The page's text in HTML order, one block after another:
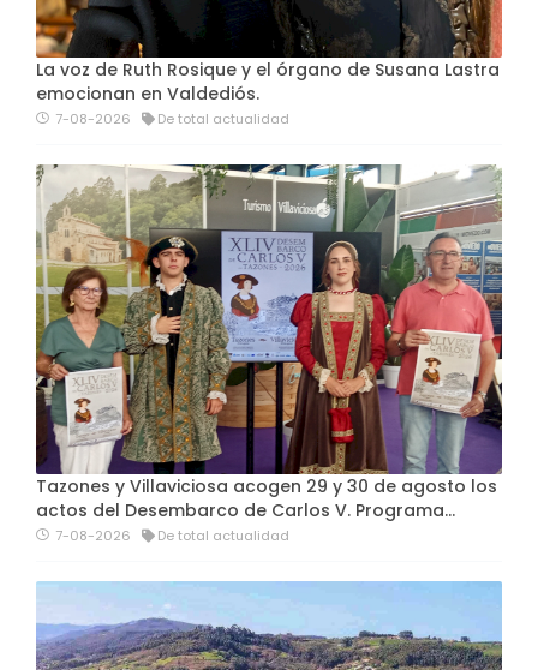
La voz de Ruth Rosique y el órgano de Susana Lastra
emocionan en Valdediós.
7-08-2026 De total actualidad
Tazones y Villaviciosa acogen 29 y 30 de agosto los
actos del Desembarco de Carlos V. Programa…
7-08-2026 De total actualidad